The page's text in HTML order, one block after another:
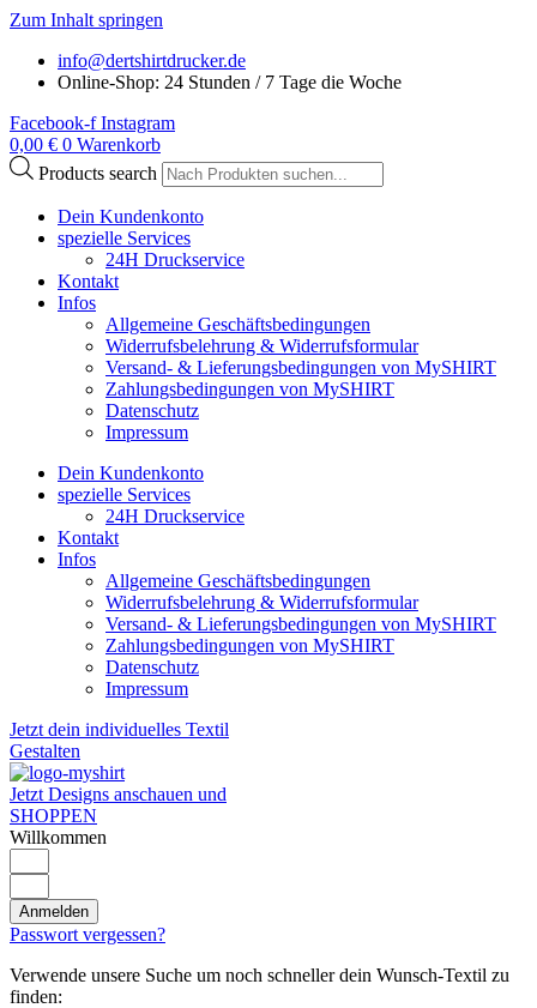
Zum Inhalt springen
info@dertshirtdrucker.de
Online-Shop: 24 Stunden / 7 Tage die Woche
Facebook-f Instagram
0,00 € 0 Warenkorb
Products search
Dein Kundenkonto
spezielle Services
24H Druckservice
Kontakt
Infos
Allgemeine Geschäftsbedingungen
Widerrufsbelehrung & Widerrufsformular
Versand- & Lieferungsbedingungen von MySHIRT
Zahlungsbedingungen von MySHIRT
Datenschutz
Impressum
Dein Kundenkonto
spezielle Services
24H Druckservice
Kontakt
Infos
Allgemeine Geschäftsbedingungen
Widerrufsbelehrung & Widerrufsformular
Versand- & Lieferungsbedingungen von MySHIRT
Zahlungsbedingungen von MySHIRT
Datenschutz
Impressum
Jetzt dein individuelles Textil
Gestalten
Jetzt Designs anschauen und
SHOPPEN
Willkommen
Anmelden
Passwort vergessen?
Verwende unsere Suche um noch schneller dein Wunsch-Textil zu
finden: